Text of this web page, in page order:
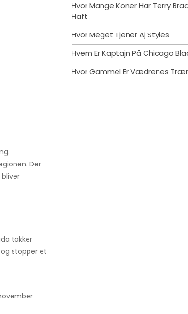
Der
takker
stopper et
Hvor Mange Koner Har Terry
Haft
Hvor Meget Tjener Aj Styles
Hvem Er Kaptajn På Chicago
Hvor Gammel Er Vædrenes